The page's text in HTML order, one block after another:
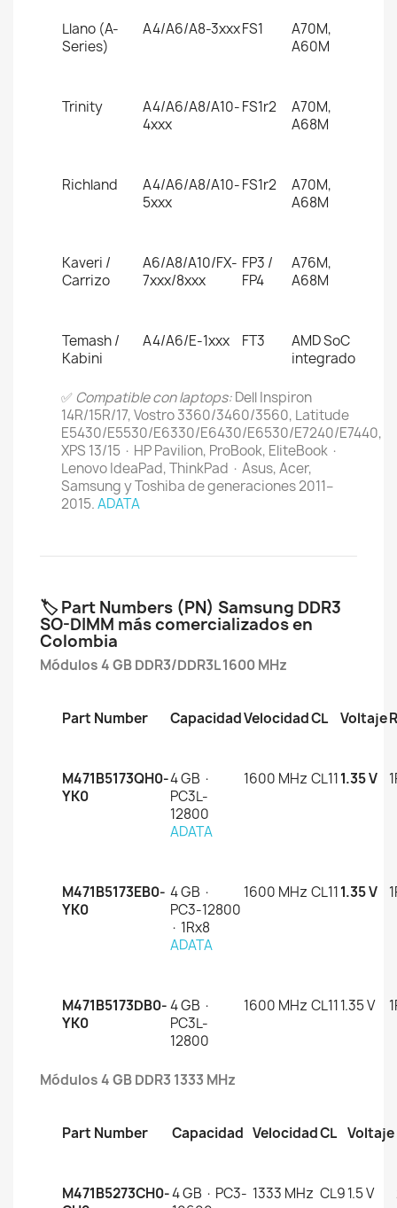
Llano (A-
Series)
A4/A6/A8-3xxxFS1
A70M,
A60M
Trinity
A4/A6/A8/A10-
4xxx
FS1r2
A70M,
A68M
Richland
A4/A6/A8/A10-
5xxx
FS1r2
A70M,
A68M
Kaveri /
Carrizo
A6/A8/A10/FX-
7xxx/8xxx
FP3 /
FP4
A76M,
A68M
Temash /
Kabini
A4/A6/E-1xxx FT3
AMD SoC
integrado
✅ Compatible con laptops:Dell Inspiron
14R/15R/17, Vostro 3360/3460/3560, Latitude
E5430/E5530/E6330/E6430/E6530/E7240/E7440,
XPS 13/15 · HP Pavilion, ProBook, EliteBook ·
Lenovo IdeaPad, ThinkPad · Asus, Acer,
Samsung y Toshiba de generaciones 2011–
2015.ADATA
🏷️ Part Numbers (PN) Samsung DDR3
SO-DIMM más comercializados en
Colombia
Módulos 4 GB DDR3/DDR3L 1600 MHz
Part Number CapacidadVelocidadCL Voltaje
M471B5173QH0-
YK0
4 GB ·
PC3L-
12800
ADATA
1600 MHz CL111.35 V
M471B5173EB0-
YK0
4 GB ·
PC3-12800
· 1Rx8
ADATA
1600 MHz CL111.35 V
M471B5173DB0-
YK0
4 GB ·
PC3L-
12800
1600 MHz CL111.35 V
Módulos 4 GB DDR3 1333 MHz
Part Number Capacidad VelocidadCL Voltaje
M471B5273CH0-4 GB · PC3- 1333 MHz CL91.5 V